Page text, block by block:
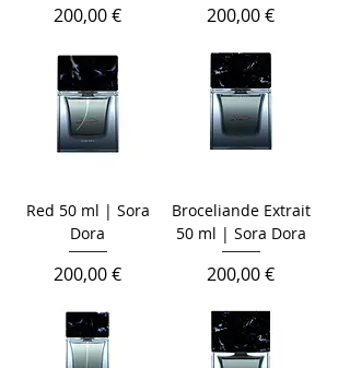
Preis
200,00 € Preis
200,00 €
Red 50 ml | Sora
Dora
Preis
200,00 €
Broceliande Extrait
50 ml | Sora Dora
Preis
200,00 €